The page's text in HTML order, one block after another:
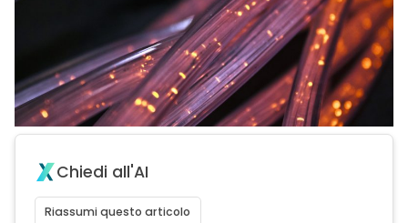
Chiedi all'AI
Riassumi questo articolo